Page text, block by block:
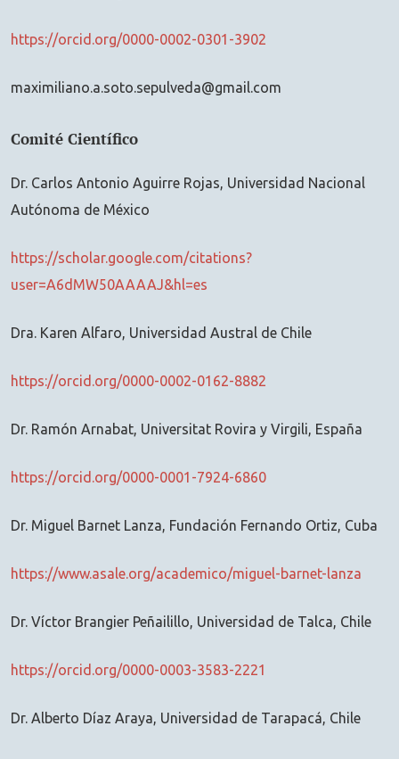
https://orcid.org/0000-0002-0301-3902
maximiliano.a.soto.sepulveda@gmail.com
Comité Científico
Dr. Carlos Antonio Aguirre Rojas, Universidad Nacional
Autónoma de México
https://scholar.google.com/citations?
user=A6dMW50AAAAJ&hl=es
Dra. Karen Alfaro, Universidad Austral de Chile
https://orcid.org/0000-0002-0162-8882
Dr. Ramón Arnabat, Universitat Rovira y Virgili, España
https://orcid.org/0000-0001-7924-6860
Dr. Miguel Barnet Lanza, Fundación Fernando Ortiz, Cuba
https://www.asale.org/academico/miguel-barnet-lanza
Dr. Víctor Brangier Peñailillo, Universidad de Talca, Chile
https://orcid.org/0000-0003-3583-2221
Dr. Alberto Díaz Araya, Universidad de Tarapacá, Chile